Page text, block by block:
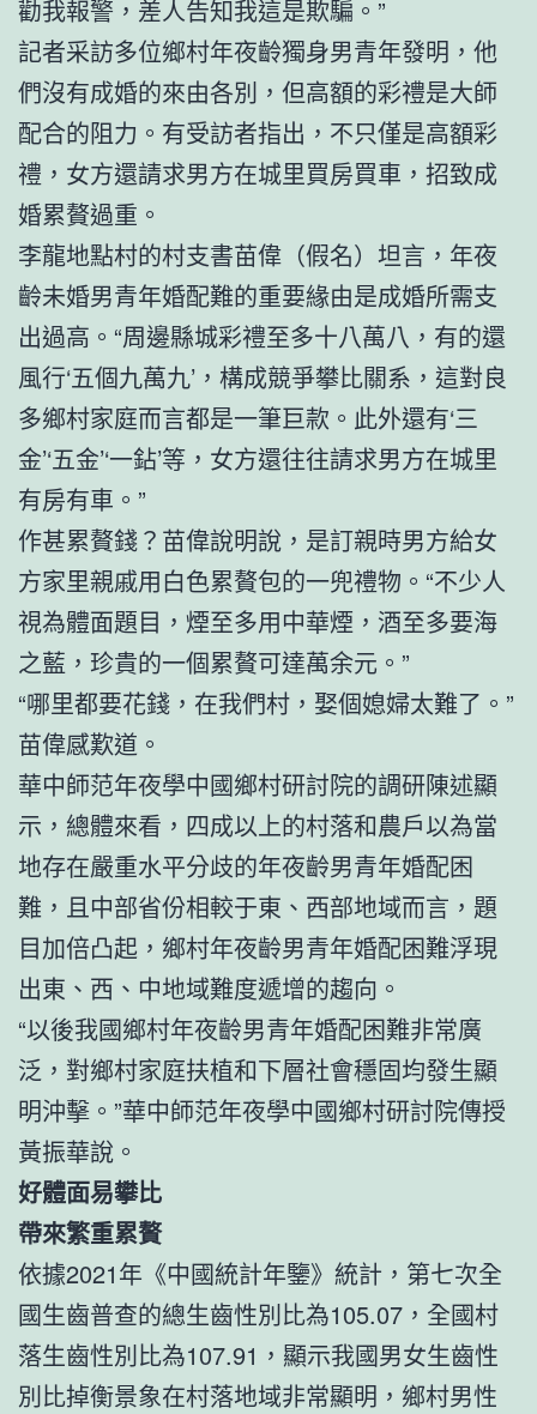
勸我報警，差人告知我這是欺騙。”
記者采訪多位鄉村年夜齡獨身男青年發明，他
們沒有成婚的來由各別，但高額的彩禮是大師
配合的阻力。有受訪者指出，不只僅是高額彩
禮，女方還請求男方在城里買房買車，招致成
婚累贅過重。
李龍地點村的村支書苗偉（假名）坦言，年夜
齡未婚男青年婚配難的重要緣由是成婚所需支
出過高。“周邊縣城彩禮至多十八萬八，有的還
風行‘五個九萬九’，構成競爭攀比關系，這對良
多鄉村家庭而言都是一筆巨款。此外還有‘三
金’‘五金’‘一鉆’等，女方還往往請求男方在城里
有房有車。”
作甚累贅錢？苗偉說明說，是訂親時男方給女
方家里親戚用白色累贅包的一兜禮物。“不少人
視為體面題目，煙至多用中華煙，酒至多要海
之藍，珍貴的一個累贅可達萬余元。”
“哪里都要花錢，在我們村，娶個媳婦太難了。”
苗偉感歎道。
華中師范年夜學中國鄉村研討院的調研陳述顯
示，總體來看，四成以上的村落和農戶以為當
地存在嚴重水平分歧的年夜齡男青年婚配困
難，且中部省份相較于東、西部地域而言，題
目加倍凸起，鄉村年夜齡男青年婚配困難浮現
出東、西、中地域難度遞增的趨向。
“以後我國鄉村年夜齡男青年婚配困難非常廣
泛，對鄉村家庭扶植和下層社會穩固均發生顯
明沖擊。”華中師范年夜學中國鄉村研討院傳授
黃振華說。
好體面易攀比
帶來繁重累贅
依據2021年《中國統計年鑒》統計，第七次全
國生齒普查的總生齒性別比為105.07，全國村
落生齒性別比為107.91，顯示我國男女生齒性
別比掉衡景象在村落地域非常顯明，鄉村男性